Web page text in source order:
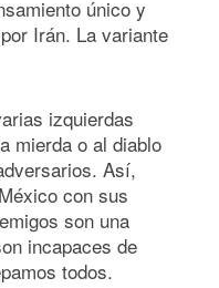
único y
Irán. La variante
izquierdas
mierda o al diablo
Así,
con sus
son una
incapaces de
todos.